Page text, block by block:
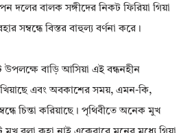
দলের বালক সঙ্গীদের নিকট ফিরিয়া গিয়া
সম্বন্ধে বিস্তর বাহুল্য বর্ণনা করে।
উপলক্ষে বাড়ি আসিয়া এই বন্ধনহীন
এবং অবকাশের সময়, এমন-কি,
চিন্তা করিয়াছে। পৃথিবীতে অনেক মুখ